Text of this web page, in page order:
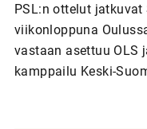
PSL:n ottelut
viikonloppuna
vastaan asettuu OLS
kamppailu Keski-